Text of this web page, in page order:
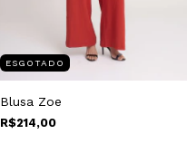
ESGOTADO
Blusa Zoe
R$214,00